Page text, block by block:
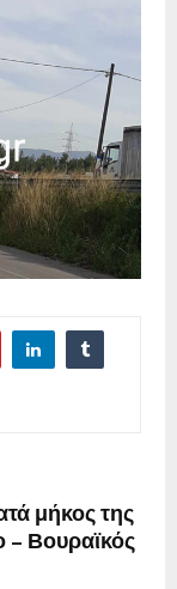
μήκος της
– Βουραϊκός